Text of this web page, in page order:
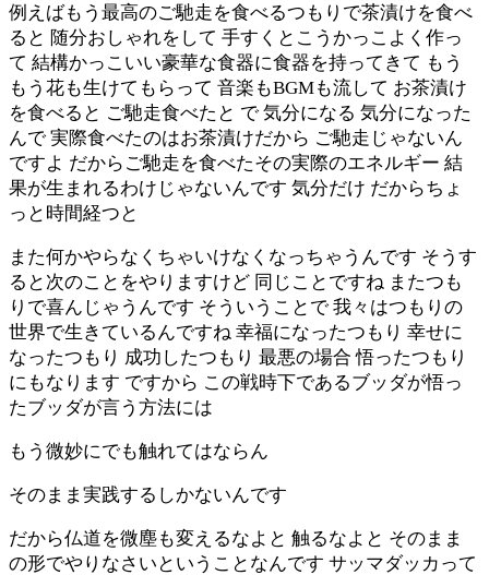
例えばもう最高のご馳走を食べるつもりで茶漬けを食べ
ると 随分おしゃれをして 手すくとこうかっこよく作っ
て 結構かっこいい豪華な食器に食器を持ってきて もう
もう花も生けてもらって 音楽もBGMも流して お茶漬け
を食べると ご馳走食べたと で 気分になる 気分になった
んで 実際食べたのはお茶漬けだから ご馳走じゃないん
ですよ だからご馳走を食べたその実際のエネルギー 結
果が生まれるわけじゃないんです 気分だけ だからちょ
っと時間経つと
また何かやらなくちゃいけなくなっちゃうんです そうす
ると次のことをやりますけど 同じことですね またつも
りで喜んじゃうんです そういうことで 我々はつもりの
世界で生きているんですね 幸福になったつもり 幸せに
なったつもり 成功したつもり 最悪の場合 悟ったつもり
にもなります ですから この戦時下であるブッダが悟っ
たブッダが言う方法には
もう微妙にでも触れてはならん
そのまま実践するしかないんです
だから仏道を微塵も変えるなよと 触るなよと そのまま
の形でやりなさいということなんです サッマダッカって